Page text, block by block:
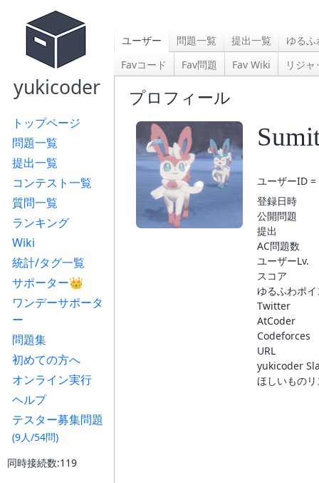
yukicoder
トップページ
問題一覧
提出一覧
コンテスト一覧
質問一覧
ランキング
Wiki
統計/タグ一覧
サポーター👑
ワンデーサポータ
ー
問題集
初めての方へ
オンライン実行
ヘルプ
テスター募集問題
(9人/54問)
同時接続数:119
ユーザー 問題一覧 提出一覧
ゆる
Favコード
Fav問題 Fav Wiki リジ
プロフィール
ユーザーID
登録日時
公開問題
提出
AC問題数
ユーザーLv.
スコア
ゆるふわポ
Twitter
AtCoder
Codeforces
URL
yukicoder
ほしいもの